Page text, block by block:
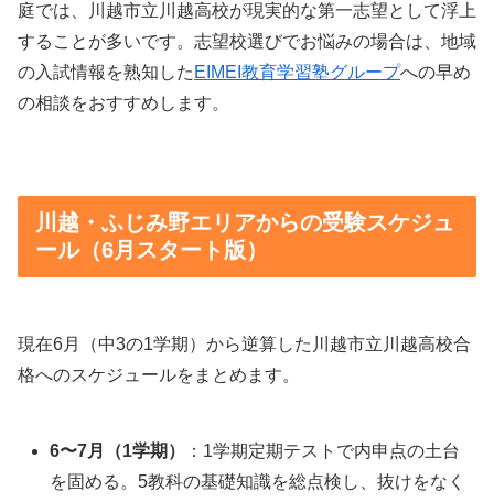
庭では、川越市立川越高校が現実的な第一志望として浮上
することが多いです。志望校選びでお悩みの場合は、地域
の入試情報を熟知した EIMEI教育学習塾グループへの早め
の相談をおすすめします。
川越・ふじみ野エリアからの受験スケジュ
ール（6月スタート版）
現在6月（中3の1学期）から逆算した川越市立川越高校合
格へのスケジュールをまとめます。
6〜7月（1学期）
：1学期定期テストで内申点の土台
を固める。5教科の基礎知識を総点検し、抜けをなく